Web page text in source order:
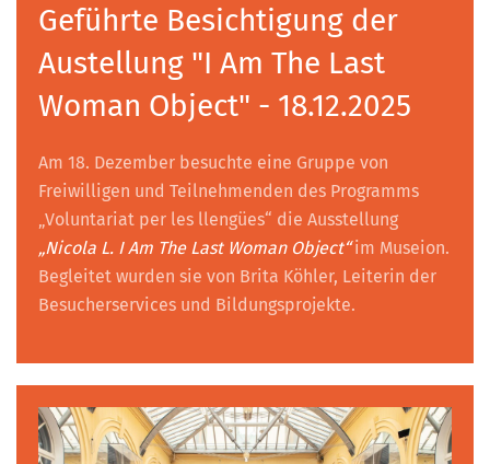
Geführte Besichtigung der
Austellung "I Am The Last
Woman Object" - 18.12.2025
Am 18. Dezember besuchte eine Gruppe von
Freiwilligen und Teilnehmenden des Programms
„Voluntariat per les llengües“ die Ausstellung
„Nicola L. I Am The Last Woman Object“im Museion.
Begleitet wurden sie von Brita Köhler, Leiterin der
Besucherservices und Bildungsprojekte.